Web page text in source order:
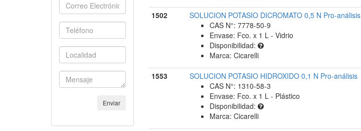
Enviar
1502
SOLUCION POTASIO DICROMATO 0,5 N Pro-análisis
CAS N°: 7778-50-9
Envase: Fco. x 1 L - Vidrio
Disponibilidad:
Marca: Cicarelli
1553
SOLUCION POTASIO HIDROXIDO 0,1 N Pro-análisis
CAS N°: 1310-58-3
Envase: Fco. x 1 L - Plástico
Disponibilidad:
Marca: Cicarelli